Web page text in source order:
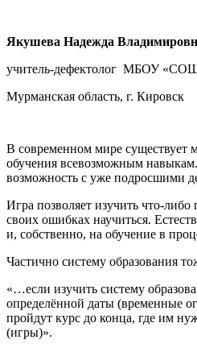
Якушева Надежда
учитель-дефектолог МБОУ
Мурманская область, г. Кировск
В современном мире существует
обучения всевозможным
возможность с уже подросшими
Игра позволяет изучить что-
своих ошибках научиться.
и, собственно, на обучение в
Частично систему образования
«…если изучить систему
определённой даты (временные
пройдут курс до конца, где им
(игры)».